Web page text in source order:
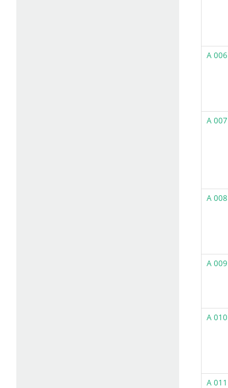
A 006
A 007
A 008
A 009
A 010
A 011